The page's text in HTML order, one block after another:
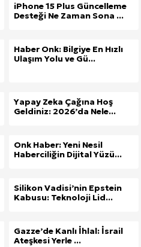
iPhone 15 Plus Güncelleme
Desteği Ne Zaman Sona ...
Haber Onk: Bilgiye En Hızlı
Ulaşım Yolu ve Gü...
Yapay Zeka Çağına Hoş
Geldiniz: 2026’da Nele...
Onk Haber: Yeni Nesil
Haberciliğin Dijital Yüzü...
Silikon Vadisi’nin Epstein
Kabusu: Teknoloji Lid...
Gazze’de Kanlı İhlal: İsrail
Ateşkesi Yerle ...